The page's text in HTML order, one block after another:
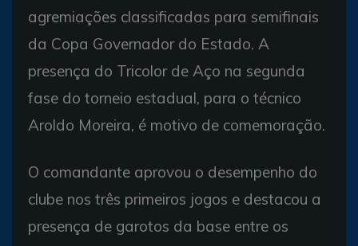
agremiações classificadas para semifinais
da Copa Governador do Estado. A
presença do Tricolor de Aço na segunda
fase do torneio estadual, para o técnico
Aroldo Moreira, é motivo de comemoração.
O comandante aprovou o desempenho do
clube nos três primeiros jogos e destacou a
presença de garotos da base entre os